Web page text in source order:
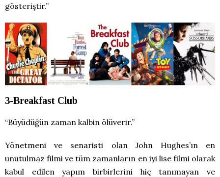
gösteriştir.”
3-Breakfast Club
“Büyüdüğün zaman kalbin ölüverir.”
Yönetmeni ve senaristi olan John Hughes’ın en
unutulmaz filmi ve tüm zamanların en iyi lise filmi olarak
kabul edilen yapım birbirlerini hiç tanımayan ve